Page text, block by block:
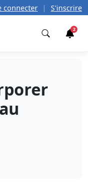
connecter | S'inscrire
2